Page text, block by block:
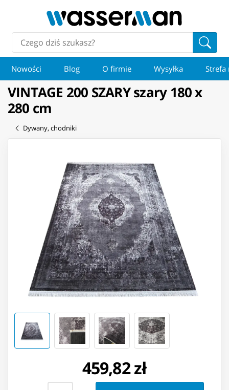
Nowości Blog O firmie Wysyłka Strefa
VINTAGE 200 SZARY szary 180 x
280 cm
Dywany, chodniki
459,82 zł